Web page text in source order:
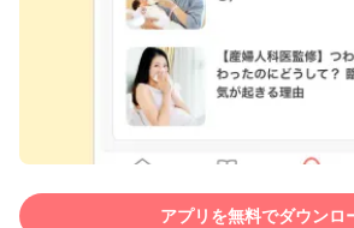
アプリを無料でダウンロ